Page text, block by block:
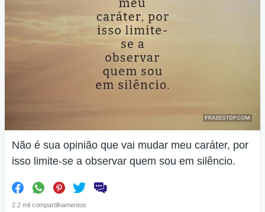
Não é sua opinião que vai mudar meu caráter, por
isso limite-se a observar quem sou em silêncio.
2.2 mil compartilhamentos